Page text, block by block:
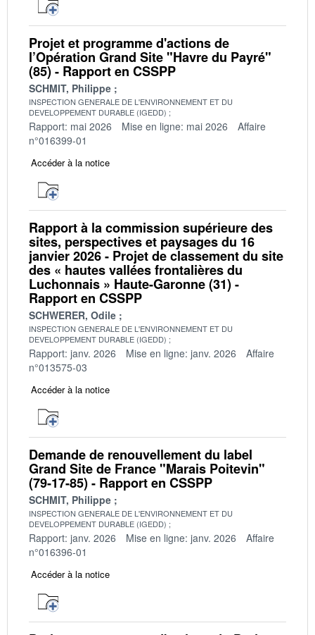
Projet et programme d'actions de
l’Opération Grand Site "Havre du Payré"
(85) - Rapport en CSSPP
SCHMIT, Philippe
INSPECTION GENERALE DE L'ENVIRONNEMENT ET DU
DEVELOPPEMENT DURABLE (IGEDD)
Rapport: mai 2026 Mise en ligne: mai 2026
Affaire
n°016399-01
Accéder à la notice
Rapport à la commission supérieure des
sites, perspectives et paysages du 16
janvier 2026 - Projet de classement du site
des « hautes vallées frontalières du
Luchonnais » Haute-Garonne (31) -
Rapport en CSSPP
SCHWERER, Odile
INSPECTION GENERALE DE L'ENVIRONNEMENT ET DU
DEVELOPPEMENT DURABLE (IGEDD)
Rapport: janv. 2026 Mise en ligne: janv. 2026
Affaire
n°013575-03
Accéder à la notice
Demande de renouvellement du label
Grand Site de France "Marais Poitevin"
(79-17-85) - Rapport en CSSPP
SCHMIT, Philippe
INSPECTION GENERALE DE L'ENVIRONNEMENT ET DU
DEVELOPPEMENT DURABLE (IGEDD)
Rapport: janv. 2026 Mise en ligne: janv. 2026
Affaire
n°016396-01
Accéder à la notice